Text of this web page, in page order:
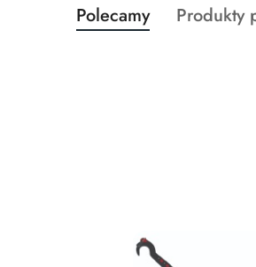
Pomiń karuzelę produktów
Produkty
o
Polecamy
Produkty
Produkty